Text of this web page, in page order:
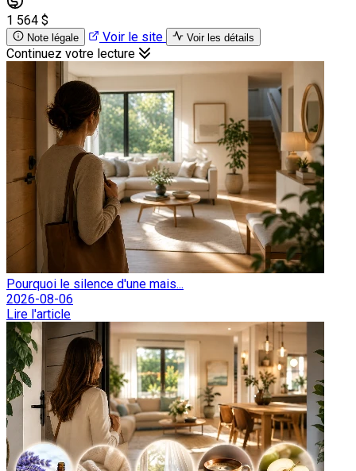
1 564 $
Note légale Voir le site Voir les détails
Continuez votre lecture
Pourquoi le silence d'une mais...
2026-08-06
Lire l'article